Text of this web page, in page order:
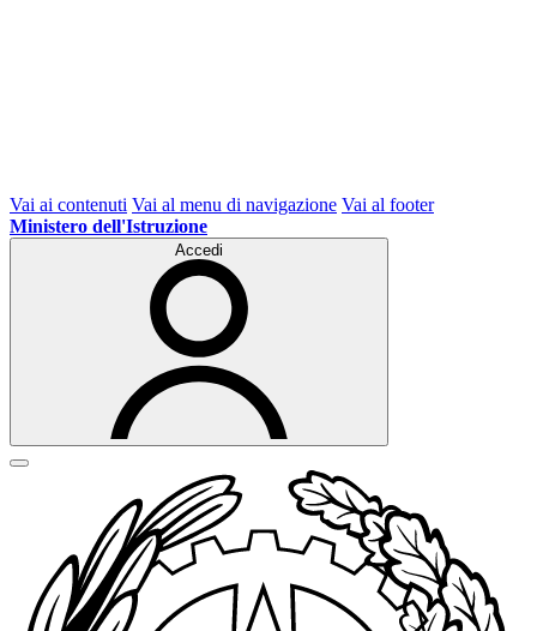
Vai ai contenuti Vai al menu di navigazione Vai al footer
Ministero dell'Istruzione
Accedi